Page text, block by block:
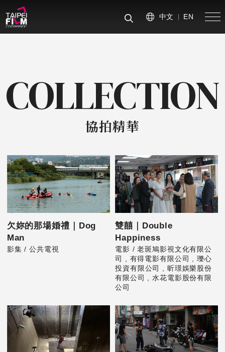
搜尋
中文 EN
手
COLLECTION
協拍精華
欠妳的那場婚禮｜Dog
Man
影集 / 公共電視
雙囍｜Double
Happiness
電影 / 老斑鳩影視文化有限公
司 , 有得電影有限公司 , 瓅心
投資有限公司 , 昕璟娛樂股份
有限公司 , 水花電影股份有限
公司